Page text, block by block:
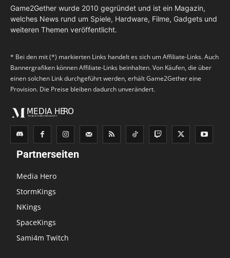
Game2Gether wurde 2010 gegründet und ist ein Magazin,
welches News rund um Spiele, Hardware, Filme, Gadgets und
weiteren Themen veröffentlicht.
* Bei den mit (*) markierten Links handelt es sich um Affiliate-Links. Auch
Bannergrafiken können Affiliate-Links beinhalten. Von Käufen, die über
einen solchen Link durchgeführt werden, erhält Game2Gether eine
Provision. Die Preise bleiben dadurch unverändert.
Partnerseiten
Media Hero
StormKings
NKings
SpaceKings
Sami4m Twitch